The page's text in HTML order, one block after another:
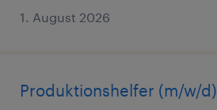
1. August 2026
Produktionshelfer (m/w/d)